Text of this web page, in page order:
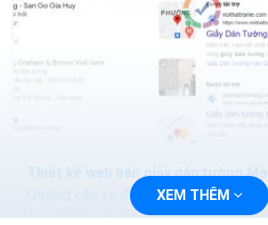
Thiết kế web bán giấy dán tường
Quảng cáo ra đơn 100%
Trong thời đại công nghệ 4.0 việc
XEM THÊM